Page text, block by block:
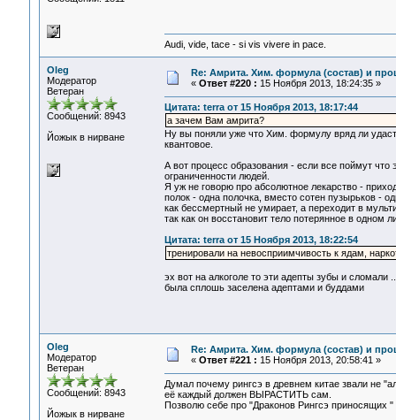
Audi, vide, tace - si vis vivere in pace.
Oleg
Модератор
Ветеран
Сообщений: 8943
Йожык в нирване
Re: Амрита. Хим. формула (состав) и
« Ответ #220 : 15 Ноября 2013, 18:24:35 »
Цитата: terra от 15 Ноября 2013, 18:17:44
а зачем Вам амрита?
Ну вы поняли уже что Хим. формулу вряд ли
квантовое.
А вот процесс образования - если все поймут
ограниченности людей.
Я уж не говорю про абсолютное лекарство -
полок - одна полочка, вместо сотен пузырьков -
как бессмертный не умирает, а переходит в
так как он восстановит тело потерянное в одном
Цитата: terra от 15 Ноября 2013, 18:22:54
тренировали на невосприимчивость к ядам,
эх вот на алкоголе то эти адепты зубы и сломали
была сплошь заселена адептами и буддами
Oleg
Модератор
Ветеран
Сообщений: 8943
Йожык в нирване
Re: Амрита. Хим. формула (состав) и
« Ответ #221 : 15 Ноября 2013, 20:58:41 »
Думал почему рингсэ в древнем китае звали не
её каждый должен ВЫРАСТИТЬ сам.
Позволю себе про "Драконов Рингсэ приносящих